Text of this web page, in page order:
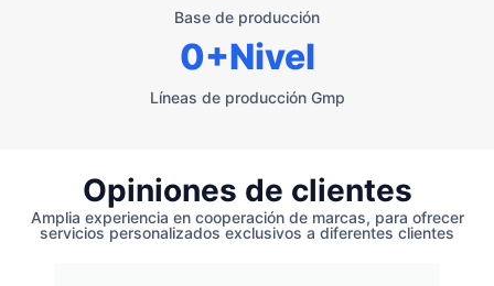
Base de producción
Líneas de producción Gmp
0+Nivel
Opiniones de clientes
Amplia experiencia en cooperación de marcas, para ofrecer
servicios personalizados exclusivos a diferentes clientes